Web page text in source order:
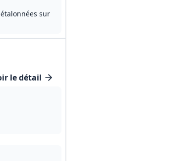
sur
le détail